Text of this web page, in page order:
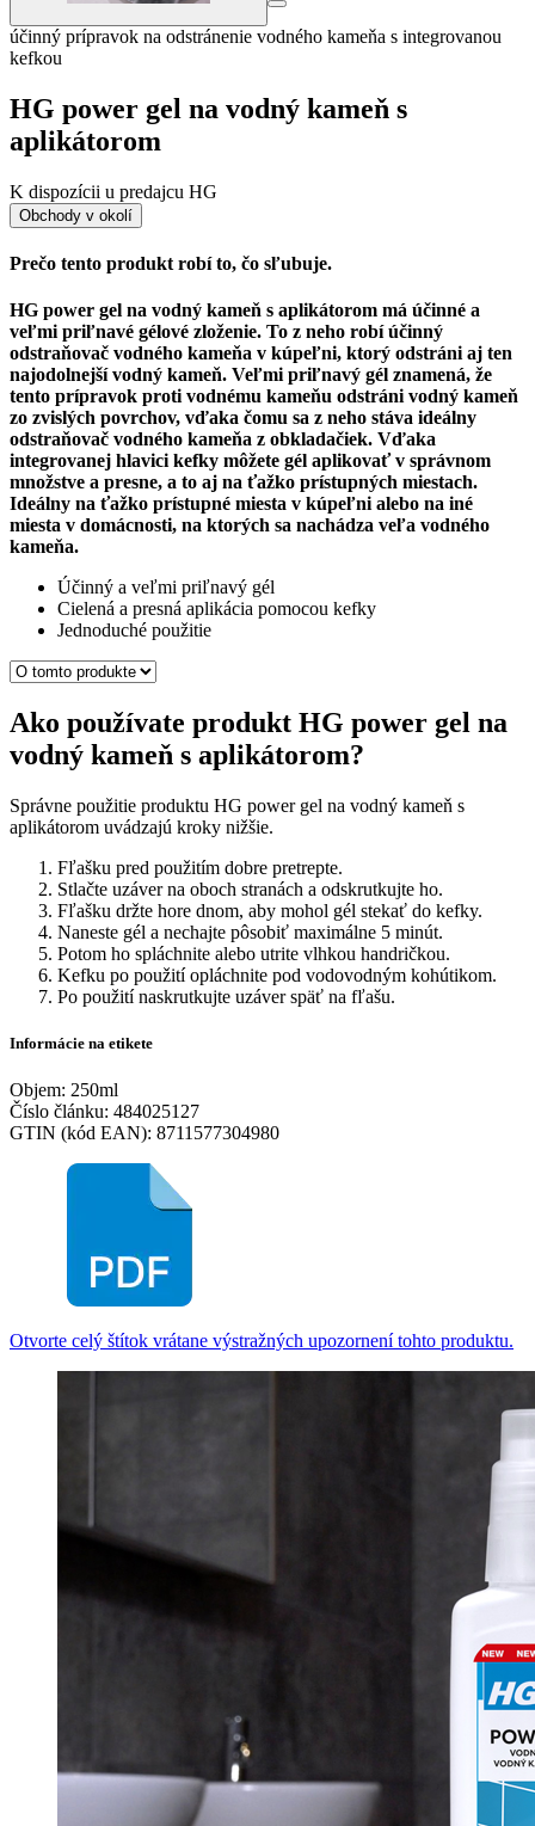
účinný prípravok na odstránenie vodného kameňa s integrovanou
kefkou
HG power gel na vodný kameň s
aplikátorom
K dispozícii u predajcu HG
Obchody v okolí
Prečo tento produkt robí to, čo sľubuje.
HG power gel na vodný kameň s aplikátorom má účinné a
veľmi priľnavé gélové zloženie. To z neho robí účinný
odstraňovač vodného kameňa v kúpeľni, ktorý odstráni aj ten
najodolnejší vodný kameň. Veľmi priľnavý gél znamená, že
tento prípravok proti vodnému kameňu odstráni vodný kameň
zo zvislých povrchov, vďaka čomu sa z neho stáva ideálny
odstraňovač vodného kameňa z obkladačiek. Vďaka
integrovanej hlavici kefky môžete gél aplikovať v správnom
množstve a presne, a to aj na ťažko prístupných miestach.
Ideálny na ťažko prístupné miesta v kúpeľni alebo na iné
miesta v domácnosti, na ktorých sa nachádza veľa vodného
kameňa.
Účinný a veľmi priľnavý gél
Cielená a presná aplikácia pomocou kefky
Jednoduché použitie
Ako používate produkt HG power gel na
vodný kameň s aplikátorom?
Správne použitie produktu HG power gel na vodný kameň s
aplikátorom uvádzajú kroky nižšie.
Fľašku pred použitím dobre pretrepte.
Stlačte uzáver na oboch stranách a odskrutkujte ho.
Fľašku držte hore dnom, aby mohol gél stekať do kefky.
Naneste gél a nechajte pôsobiť maximálne 5 minút.
Potom ho spláchnite alebo utrite vlhkou handričkou.
Kefku po použití opláchnite pod vodovodným kohútikom.
Po použití naskrutkujte uzáver späť na fľašu.
Informácie na etikete
Objem: 250ml
Číslo článku: 484025127
GTIN (kód EAN): 8711577304980
Otvorte celý štítok vrátane výstražných upozornení tohto produktu.